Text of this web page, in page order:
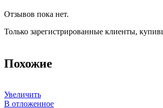
Отзывов пока нет.
Только зарегистрированные клиенты,
Похожие
Увеличить
В отложенное